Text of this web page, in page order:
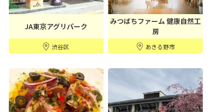
JA東京アグリパーク
渋谷区
みつばちファーム 健康自然工
房
あきる野市